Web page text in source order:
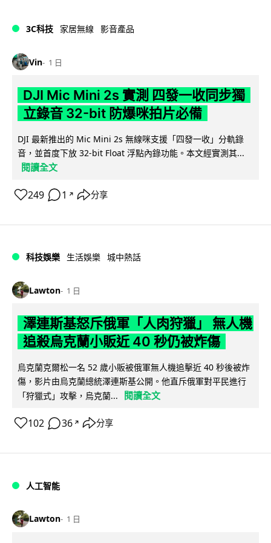
3C科技 家居無線 影音產品
Vin 1 日
DJI Mic Mini 2s 實測 四發一收同步獨
立錄音 32-bit 防爆咪拍片必備
DJI 最新推出的 Mic Mini 2s 無線咪支援「四發一收」分軌錄
音，並首度下放 32-bit Float 浮點內錄功能。本文經實測其...
閱讀全文
249 1 ↗ 分享
科技娛樂 生活娛樂 城中熱話
Lawton 1 日
澤連斯基怒斥俄軍「人肉狩獵」 無人機
追殺烏克蘭小販近 40 秒仍被炸傷
烏克蘭克爾松一名 52 歲小販被俄軍無人機追擊近 40 秒後被炸
傷，影片由烏克蘭總統澤連斯基公開。他直斥俄軍對平民進行
「狩獵式」攻擊，烏克蘭...
閱讀全文
102 36 ↗ 分享
人工智能
Lawton 1 日